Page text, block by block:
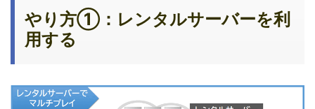
やり方①：レンタルサーバーを利
用する